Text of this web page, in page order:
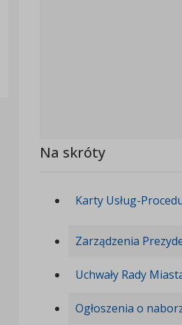
Na skróty
Karty Usług-
Zarządzenia
Uchwały Rady
Ogłoszenia o